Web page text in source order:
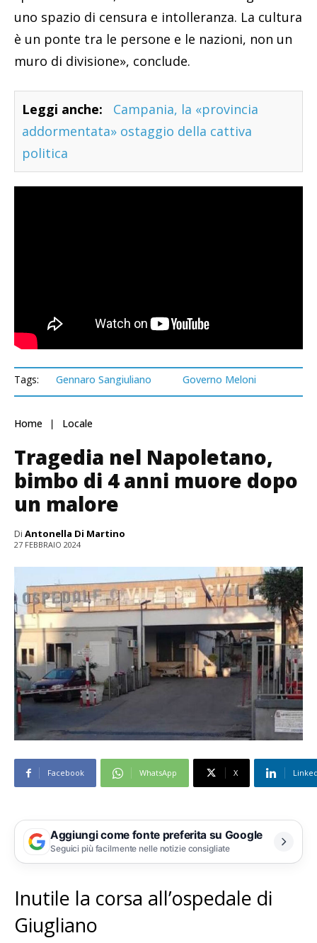
uno spazio di censura e intolleranza. La cultura
è un ponte tra le persone e le nazioni, non un
muro di divisione», conclude.
Leggi anche:
Campania, la «provincia
addormentata» ostaggio della cattiva
politica
Tags: Gennaro Sangiuliano Governo Meloni
Home Locale
Tragedia nel Napoletano,
bimbo di 4 anni muore dopo
un malore
Di Antonella Di Martino
27 FEBBRAIO 2024
Facebook WhatsApp X
Aggiungi come fonte preferita su Google
Seguici più facilmente nelle notizie consigliate
Inutile la corsa all’ospedale di
Giugliano